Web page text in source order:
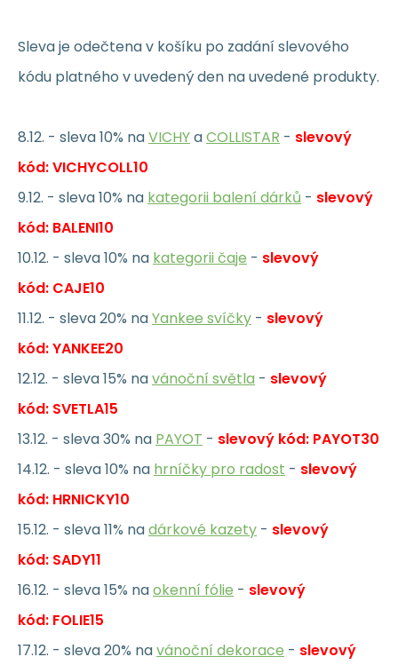
Sleva je odečtena v košíku po zadání slevového
kódu platného v uvedený den na uvedené produkty.
8.12. - sleva 10% naVICHYaCOLLISTAR - slevový
kód: VICHYCOLL10
9.12. - sleva 10% na kategorii balení dárků - slevový
kód: BALENI10
10.12. - sleva 10% na kategorii čaje - slevový
kód: CAJE10
11.12. - sleva 20% naYankee svíčky - slevový
kód: YANKEE20
12.12. - sleva 15% navánoční světla - slevový
kód: SVETLA15
13.12. - sleva 30% na PAYOT - slevový kód: PAYOT30
14.12. - sleva 10% na hrníčky pro radost - slevový
kód: HRNICKY10
15.12. - sleva 11% nadárkové kazety - slevový
kód: SADY11
16.12. - sleva 15% naokenní fólie - slevový
kód: FOLIE15
17.12. - sleva 20% navánoční dekorace - slevový